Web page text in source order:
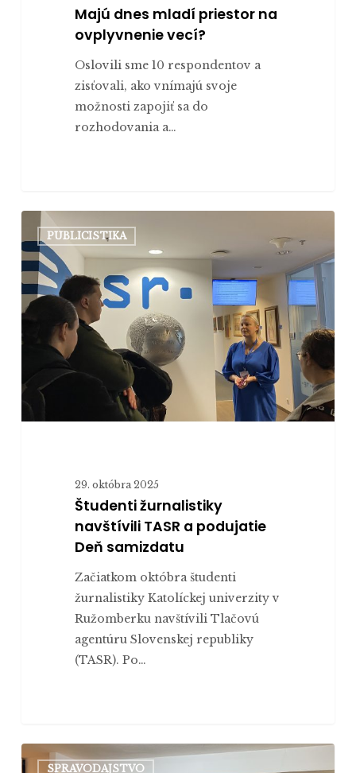
Majú dnes mladí priestor na
ovplyvnenie vecí?
Oslovili sme 10 respondentov a
zisťovali, ako vnímajú svoje
možnosti zapojiť sa do
rozhodovania a…
Študenti
žurnalistiky
navštívili
TASR
podujatie
Deň
samizdatu
PUBLICISTIKA
29. októbra 2025
Študenti žurnalistiky
navštívili TASR a podujatie
Deň samizdatu
Začiatkom októbra študenti
žurnalistiky Katolíckej univerzity v
Ružomberku navštívili Tlačovú
agentúru Slovenskej republiky
(TASR). Po…
Zoznamovacia
SPRAVODAJSTVO